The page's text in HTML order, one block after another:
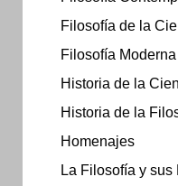
Filosofía de la
Filosofía Moderna
Historia de la
Historia de la
Homenajes
La Filosofía y sus